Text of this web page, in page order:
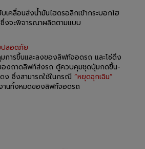
เคลื่อนส่งน้ำมันไฮดรอลิกเข้ากระบอกไฮ
งจะพิจารณาผลิตตามแบบ
ลอดภัย
ารขึ้นและลงของลิฟท์จอดรถ และโซ่ดึง
งถาดลิฟท์ส่งรถ ตู้ควบคุมชุดปุ่มกดขึ้น-
ง ซึ่งสามารถใช้ในกรณี “หยุดฉุกเฉิน”
านทั้งหมดของลิฟท์จอดรถ